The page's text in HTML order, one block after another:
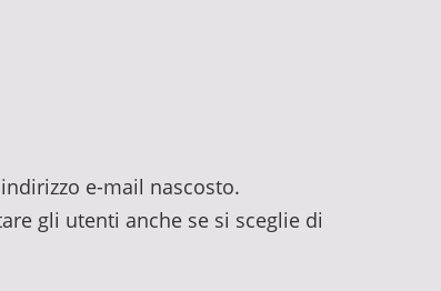
e-mail nascosto.
gli utenti anche se si sceglie di